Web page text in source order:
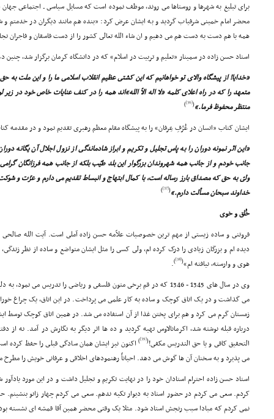
براى تبلیغ به شهرها و روستاها مى روند، موظف نموده است که مسایل سیاسى ـ اجتماعى جهان
محضر امام خمینى شرفیاب گردید و به ایشان عرض کرد: «بنده هم مانند دیگران در خدمتم و
همه با هم دست به دست هم مى دهیم و ان شاء الله تعالى کشور را از دست فاسقان و فاجران
استاد حسن زاده در سمینار «تعلیم و تربیت در اسلام» که در دانشگاه کرمان برگزار شد، چنین
«خدایا! از پیشگاه والاى تو خواهانیم که این کشتى عظیم انقلاب اسلامى ما را و این ملت به
متعهد را که در راه اعلاى کلمه «لا اله الاّ الله»اند همه را در کنف عنایات خاص خود در
منتظر محفوظ فرما.»(
[36]
)
ایشان کتاب «انسان در عُرْفِ عِرفان» را به پیشگاه مقام معظم رهبرى تقدیم نمود و در مقدمه
«این اثر نمونه دوران را به پاس تجلیل و تکریم و ابراز شادماندگى از نزول اجلال آن یگانه
جانب خودم و از جانب همه شهروندان بزرگوار این بلد طیّب بلکه از جانب همه فرزانگان گرامى
ولىّ به حق که مصداق بارز رساله است، با کمال ابتهاج و انبساط تقدیم مى دارم و عزّت و شوکت
خداوند سبحان مسألت دارم.»(
[37]
)
خُلق و خوى
فروتنى و ساده زیستى از مهم ترین خصوصیات علاّمه حسن زاده آملى است. آیت الله
دیده ام و بزرگان زیادى را درک کرده ام، ولى کسى را مثل ایشان متواضع و ساده از نظر
هوى و وارسته، نیافته ام»(
[38]
)
.
وى در سال هاى 1345 - 1346 که در قم برخى متون فلسفى و ریاضى را تدریس مى
مى گذاشت و در یک اتاق کوچک و ساده به کار علمى مى پرداخت. در این اتاق، یک چراغ
زمستان گرم مى کرد و هم براى پختن غذا از آن استفاده مى شد. در همین اتاق کوچک توسط
درباره قبله نوشته شد، اکرمانالاوس تهیه گردید و ده ها اثر دیگر به نگارش در آمد. نه از
التحقیق کافى و یا حق التدریس مکفى!(
[39]
)اکنون نیز ایشان همان سادگى قبلى را حفظ کرده
مى پذیرد و به سخنان آن ها گوش مى دهد. احیاناً رهنمودهاى اخلاقى و عرفانى خویش را
استاد حسن زاده احترام استادان خود را در نهایت تکریم و تجلیل داشت و در این مورد
کردم. سعى مى کردم در حضور استاد به دیوار تکیه ندهم. سعى مى کردم چهار زانو بنشینم.
نمى کردم که مبادا سبب رنجش استاد شود. مثلا یک وقتى محضر همین آقا قمشه اى نشسته